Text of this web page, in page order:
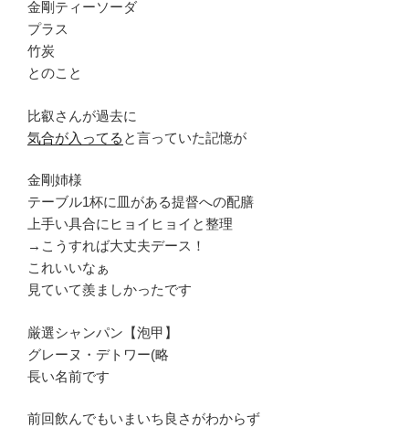
金剛ティーソーダ
プラス
竹炭
とのこと
比叡さんが過去に
気合が入ってる と言っていた記憶が
金剛姉様
テーブル1杯に皿がある提督への配膳
上手い具合にヒョイヒョイと整理
→こうすれば大丈夫デース！
これいいなぁ
見ていて羨ましかったです
厳選シャンパン【泡甲】
グレーヌ・デトワー(略
長い名前です
前回飲んでもいまいち良さがわからず